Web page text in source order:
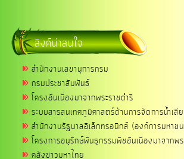
ลิงค์น่าสนใจ
สำนักงานเลขานุการกรม
กรมประชาสัมพันธ์
โครงอันเนื่องมาจากพระราชดำริ
ระบบสารสนเทศภูมิศาสตร์ด้านการจัดการน้ำเสีย
สำนักงานรัฐบาลอิเล็กทรอนิกส์ (องค์การมหาช
โครงการอนุรักษ์พันธุกรรมพืชอันเนื่องมาจากพร
คลังข่าวมหาไทย